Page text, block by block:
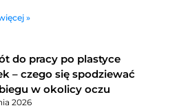
»
do pracy po plastyce
– czego się spodziewać
w okolicy oczu
2026